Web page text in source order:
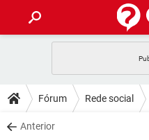
CELULAR
OUTLOOK
DICAS
JOGOS
DOWNLOADS
Fórum Rede social
Anterior